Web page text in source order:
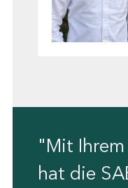
"Mit
hat die